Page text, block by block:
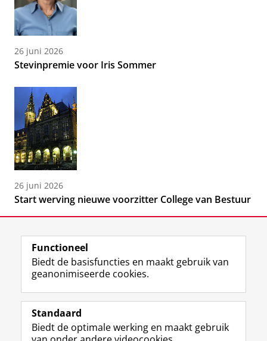
26 juni 2026
Stevinpremie voor Iris Sommer
26 juni 2026
Start werving nieuwe voorzitter College van Bestuur
Volg de RUG
F
a
e
L
i
k
R
S
-
I
n
t
Y
o
T
Studiekiezers
Functioneel
Biedt de basisfuncties en maakt gebruik van
geanonimiseerde cookies.
Standaard
Biedt de optimale werking en maakt gebruik